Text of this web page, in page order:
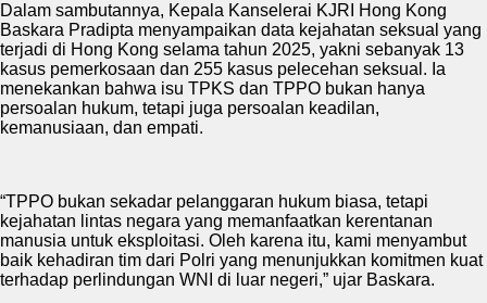
Dalam sambutannya, Kepala Kanselerai KJRI Hong Kong
Baskara Pradipta menyampaikan data kejahatan seksual yang
terjadi di Hong Kong selama tahun 2025, yakni sebanyak 13
kasus pemerkosaan dan 255 kasus pelecehan seksual. Ia
menekankan bahwa isu TPKS dan TPPO bukan hanya
persoalan hukum, tetapi juga persoalan keadilan,
kemanusiaan, dan empati.
“TPPO bukan sekadar pelanggaran hukum biasa, tetapi
kejahatan lintas negara yang memanfaatkan kerentanan
manusia untuk eksploitasi. Oleh karena itu, kami menyambut
baik kehadiran tim dari Polri yang menunjukkan komitmen kuat
terhadap perlindungan WNI di luar negeri,” ujar Baskara.